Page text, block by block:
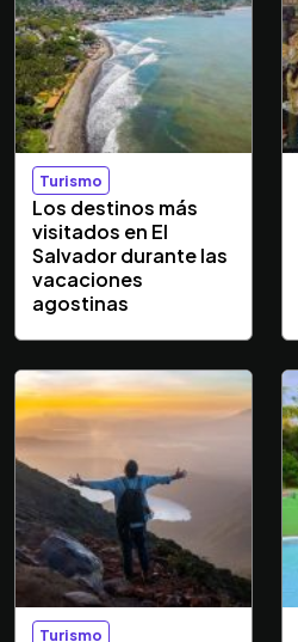
Turismo
Los destinos más
visitados en El
Salvador durante las
vacaciones
agostinas
Turismo